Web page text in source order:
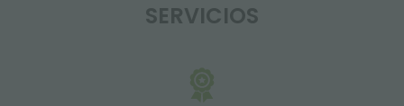
SERVICIOS